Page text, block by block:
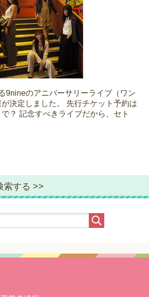
9nineのアニバーサリーライブ（ワン
決定しました。 先行チケット予約は
？ 記念すべきライブだから、セト
索する >>